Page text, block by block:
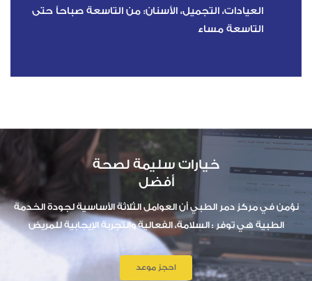
العيادات، التجميل، الأسنان: من التاسعة صباحاً حتى
التاسعة مساء
خيارات سليمة لصحة
أفضل
نؤمن في مركز دمر الطبي أن العوامل الثلاثة الأساسية لجودة الخدمة
الطبية هي توفر : السلامة، الفعالية والتجربة الإيجابية للمريض
احجز موعد